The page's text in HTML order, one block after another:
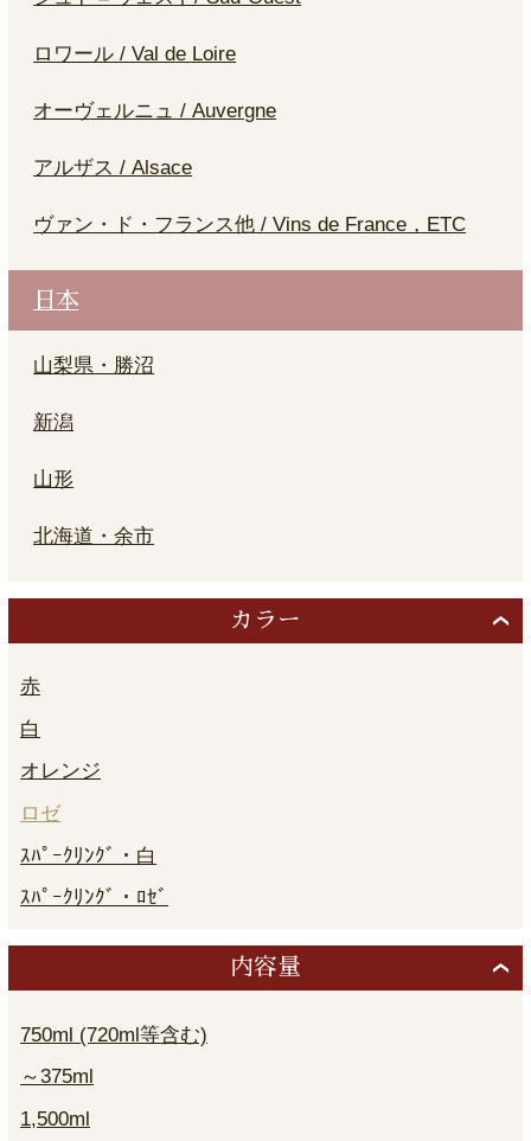
ロワール / Val de Loire
オーヴェルニュ / Auvergne
アルザス / Alsace
ヴァン・ド・フランス他 / Vins de France，ETC
日本
山梨県・勝沼
新潟
山形
北海道・余市
カラー
赤
白
オレンジ
ロゼ
ｽﾊﾟｰｸﾘﾝｸﾞ・白
ｽﾊﾟｰｸﾘﾝｸﾞ・ﾛｾﾞ
内容量
750ml (720ml等含む)
～375ml
1,500ml